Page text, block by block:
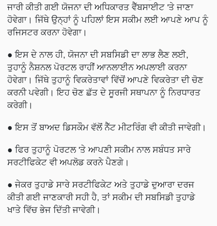
ਜਾਰੀ ਕੀਤੀ ਗਈ ਯੋਜਨਾ ਦੀ ਅਧਿਕਾਰਤ ਵੈੱਬਸਾਈਟ 'ਤੇ ਜਾਣਾ
ਹੋਵੇਗਾ। ਜਿੱਥੇ ਉਨ੍ਹਾਂ ਨੂੰ ਪਹਿਲਾਂ ਇਸ ਸਕੀਮ ਲਈ ਆਪਣੇ ਆਪ ਨੂੰ
ਰਜਿਸਟਰ ਕਰਨਾ ਹੋਵੇਗਾ।
● ਇਸ ਦੇ ਨਾਲ ਹੀ, ਯੋਜਨਾ ਦੀ ਸਬਸਿਡੀ ਦਾ ਲਾਭ ਲੈਣ ਲਈ,
ਤੁਹਾਨੂੰ ਨੈਸ਼ਨਲ ਪੋਰਟਲ ਰਾਹੀਂ ਆਨਲਾਈਨ ਅਪਲਾਈ ਕਰਨਾ
ਹੋਵੇਗਾ। ਜਿੱਥੇ ਤੁਹਾਨੂੰ ਵਿਕਰੇਤਾਵਾਂ ਵਿੱਚੋਂ ਆਪਣੇ ਵਿਕਰੇਤਾ ਦੀ ਚੋਣ
ਕਰਨੀ ਪਵੇਗੀ। ਇਹ ਚੋਣ ਛੱਤ ਦੇ ਸੂਰਜੀ ਸਥਾਪਨਾ ਨੂੰ ਨਿਰਧਾਰਤ
ਕਰੇਗੀ।
● ਇਸ ਤੋਂ ਬਾਅਦ ਡਿਸਕੌਮ ਵੱਲੋਂ ਨੈੱਟ ਮੀਟਰਿੰਗ ਵੀ ਕੀਤੀ ਜਾਵੇਗੀ।
● ਫਿਰ ਤੁਹਾਨੂੰ ਪੋਰਟਲ 'ਤੇ ਆਪਣੀ ਸਕੀਮ ਨਾਲ ਸਬੰਧਤ ਸਾਰੇ
ਸਰਟੀਫਿਕੇਟ ਵੀ ਅਪਲੋਡ ਕਰਨੇ ਪੈਣਗੇ।
● ਜੇਕਰ ਤੁਹਾਡੇ ਸਾਰੇ ਸਰਟੀਫਿਕੇਟ ਅਤੇ ਤੁਹਾਡੇ ਦੁਆਰਾ ਦਰਜ
ਕੀਤੀ ਗਈ ਜਾਣਕਾਰੀ ਸਹੀ ਹੈ, ਤਾਂ ਸਕੀਮ ਦੀ ਸਬਸਿਡੀ ਤੁਹਾਡੇ
ਖਾਤੇ ਵਿੱਚ ਭੇਜ ਦਿੱਤੀ ਜਾਵੇਗੀ।